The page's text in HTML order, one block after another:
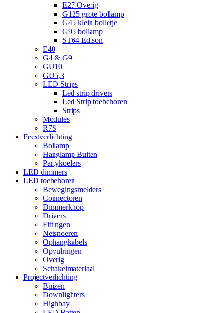
E27 Overig
G125 grote bollamp
G45 klein bolletje
G95 bollamp
ST64 Edison
E40
G4 & G9
GU10
GU5,3
LED Strips
Led strip drivers
Led Strip toebehoren
Strips
Modules
R7S
Feestverlichting
Bollamp
Hanglamp Buiten
Partykoelers
LED dimmers
LED toebehoren
Bewegingsmelders
Connectoren
Dimmerknop
Drivers
Fittingen
Netsnoeren
Ophangkabels
Opvulringen
Overig
Schakelmateriaal
Projectverlichting
Buizen
Downlighters
Highbay